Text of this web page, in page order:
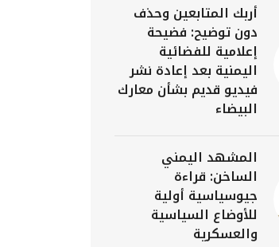
أربك المتابعين وحذف
دون توضيح: فضيحة
إعلامية للفضائية
اليمنية بعد إعادة نشر
فيديو قديم بشأن معارك
البيضاء
المشهد اليمني
الساخن: قراءة
جيوسياسية أولية
للأوضاع السياسية
والعسكرية